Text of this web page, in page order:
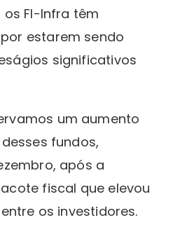
os FI-Infra têm
estarem sendo
significativos
um aumento
fundos,
após a
fiscal que elevou
os investidores.